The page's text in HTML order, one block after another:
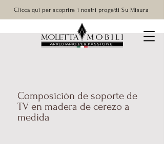
Clicca qui per scoprire i nostri progetti Su Misura
Composición de soporte de
TV en madera de cerezo a
medida